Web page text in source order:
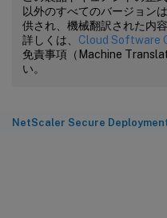
以外のすべてのバージョン
供され、機械翻訳された内
詳しくは、 Cloud Software
免責事項（Machine
い。
NetScaler Secure